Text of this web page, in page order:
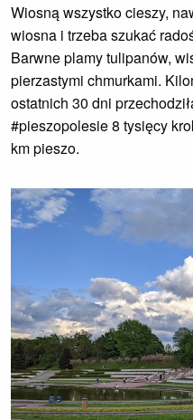
Wiosną wszystko cieszy,
wiosna i trzeba szukać
Barwne plamy tulipanów,
pierzastymi chmurkami.
ostatnich 30 dni
#pieszopolesie 8 tysięcy
km pieszo.